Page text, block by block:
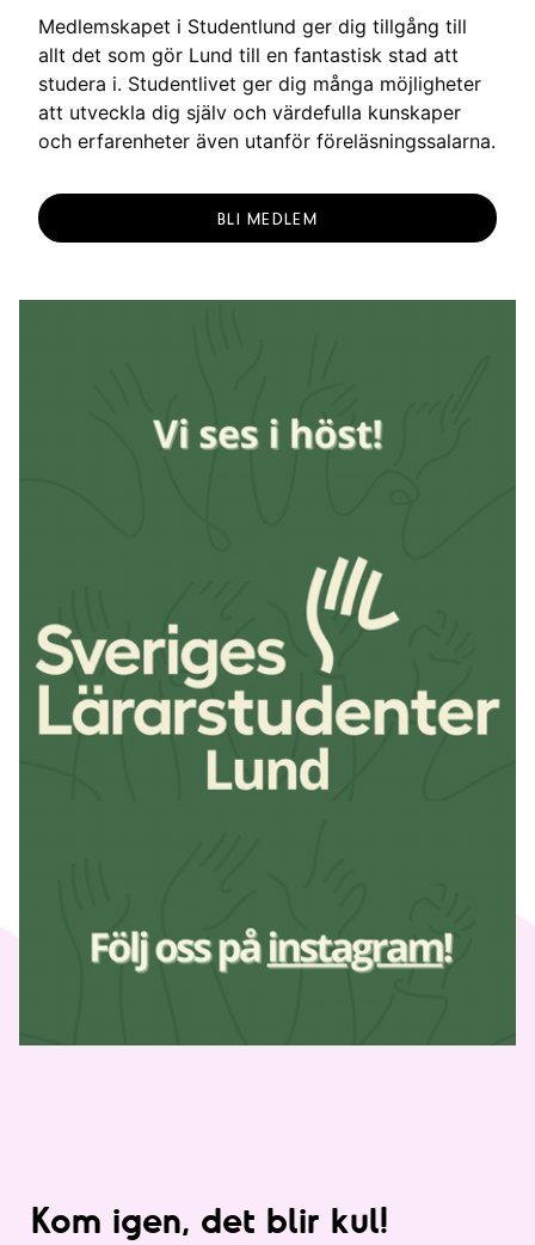
Medlemskapet i Studentlund ger dig tillgång till
allt det som gör Lund till en fantastisk stad att
studera i. Studentlivet ger dig många möjligheter
att utveckla dig själv och värdefulla kunskaper
och erfarenheter även utanför föreläsningssalarna.
BLI MEDLEM
Kom igen, det blir kul!